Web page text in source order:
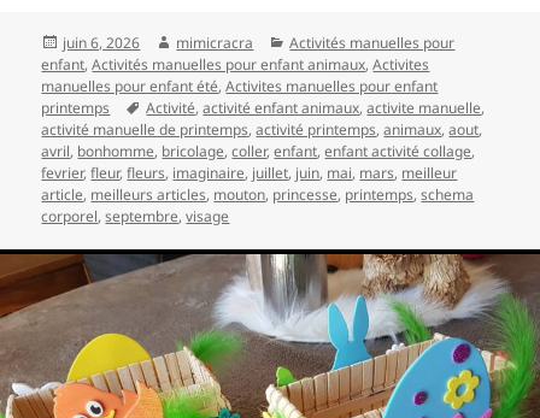
Publié
le
juin 6, 2026 Auteur
mimicracra Catégories
Activités manuelles pour
enfant,Activités manuelles pour enfant animaux,Activites
manuelles pour enfant été,Activites manuelles pour enfant
printemps
Mots-
clés
Activité,activité enfant animaux,activite manuelle,
activité manuelle de printemps,activité printemps,animaux,aout,
avril, bonhomme, bricolage,coller,enfant,enfant activité collage,
fevrier,fleur,fleurs, imaginaire, juillet, juin, mai, mars, meilleur
article, meilleurs articles, mouton, princesse, printemps,schema
corporel,septembre,visage